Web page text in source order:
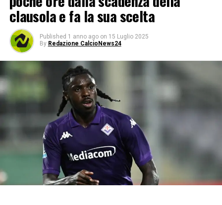
clausola e fa la sua scelta
Published 1 anno ago on 15 Luglio 2025
By Redazione CalcioNews24